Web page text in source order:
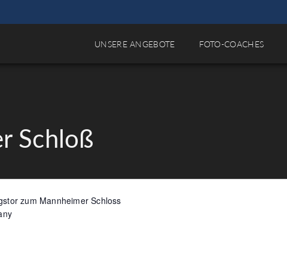
UNSERE ANGEBOTE FOTO-COACHES
Schloß
zum Mannheimer Schloss